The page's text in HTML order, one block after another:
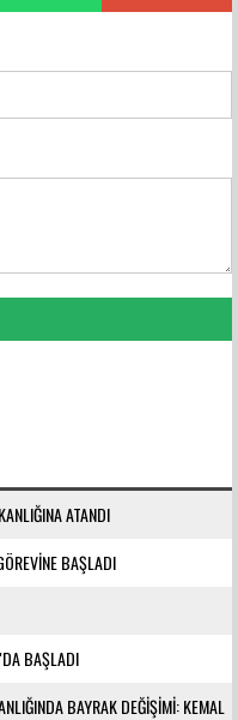
ATANDI
BAŞLADI
BAŞLADI
BAYRAK DEĞİŞİMİ: KEMAL